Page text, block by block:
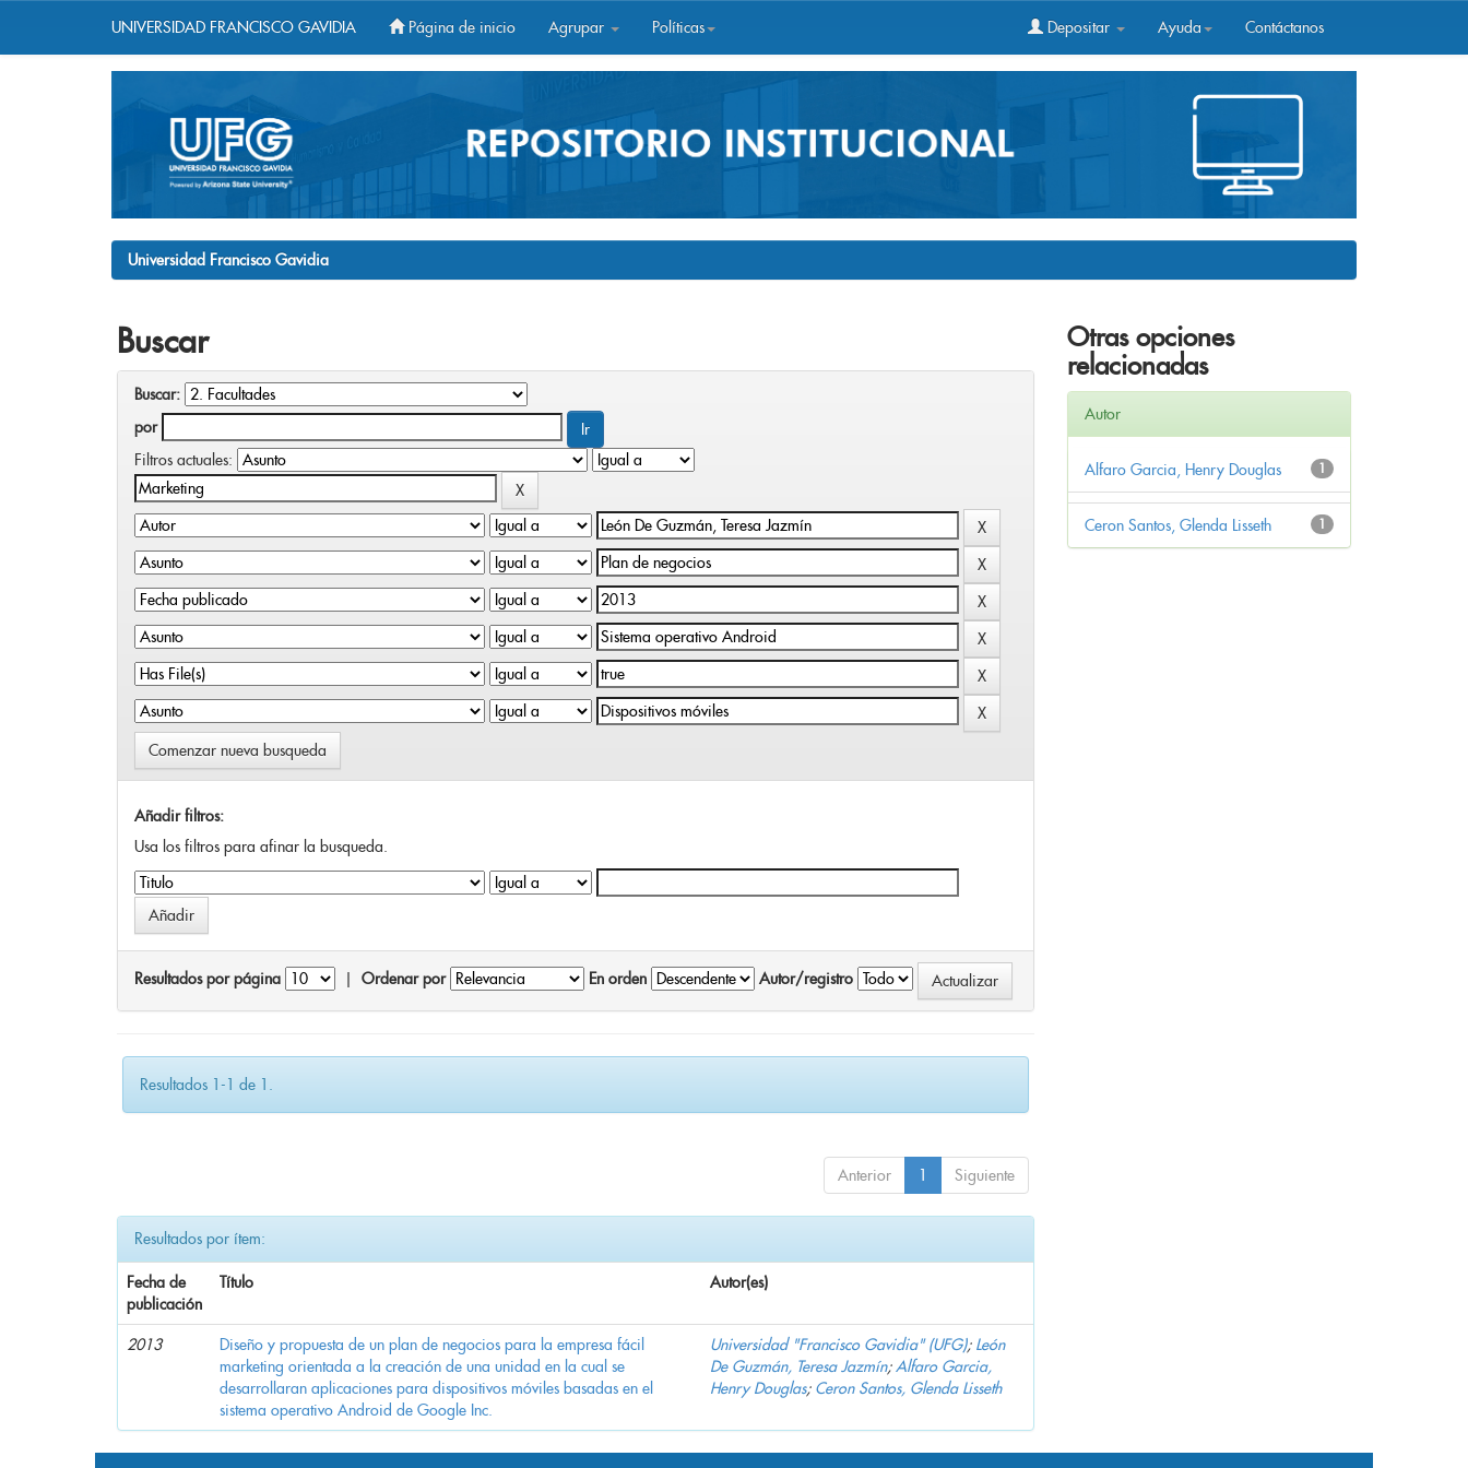
UNIVERSIDAD FRANCISCO GAVIDIA Página de inicio Agrupar Políticas Depositar Ayuda Contáctanos
Universidad Francisco Gavidia
Buscar
Buscar:
por
Filtros actuales:
Comenzar nueva busqueda
Añadir filtros:
Usa los filtros para afinar la busqueda.
Resultados por página Ordenar por En orden Autor/registro
Resultados 1-1 de 1.
Anterior 1 Siguiente
Resultados por ítem:
Fecha de
publicación
Título Autor(es)
2013
Diseño y propuesta de un plan de negocios para la empresa fácil
marketing orientada a la creación de una unidad en la cual se
desarrollaran aplicaciones para dispositivos móviles basadas en el
sistema operativo Android de Google Inc.
Universidad "Francisco Gavidia" (UFG); León
De Guzmán, Teresa Jazmín;Alfaro Garcia,
Henry Douglas; Ceron Santos, Glenda Lisseth
Otras opciones
relacionadas
Autor
1
Alfaro Garcia, Henry Douglas
1
Ceron Santos, Glenda Lisseth